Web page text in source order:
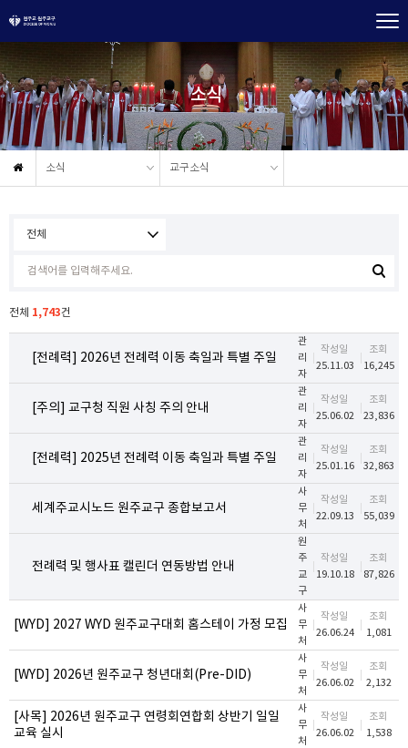
소식
소식 교구소식
전체 1,743건
[전례력] 2026년 전례력 이동 축일과 특별 주일
관
리
자
작성일
25.11.03
조회
16,245
[주의] 교구청 직원 사칭 주의 안내
관
리
자
작성일
25.06.02
조회
23,836
[전례력] 2025년 전례력 이동 축일과 특별 주일
관
리
자
작성일
25.01.16
조회
32,863
세계주교시노드 원주교구 종합보고서
사
무
처
작성일
22.09.13
조회
55,039
전례력 및 행사표 캘린더 연동방법 안내
원
주
교
구
작성일
19.10.18
조회
87,826
[WYD] 2027 WYD 원주교구대회 홈스테이 가정 모집
사
무
처
작성일
26.06.24
조회
1,081
[WYD] 2026년 원주교구 청년대회(Pre-DID)
사
무
처
작성일
26.06.02
조회
2,132
[사목] 2026년 원주교구 연령회연합회 상반기 일일
교육 실시
사
무
처
작성일
26.06.02
조회
1,538